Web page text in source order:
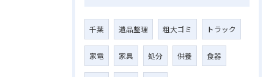
千葉 遺品整理 粗大ゴミ トラック
家電 家具 処分 供養 食器